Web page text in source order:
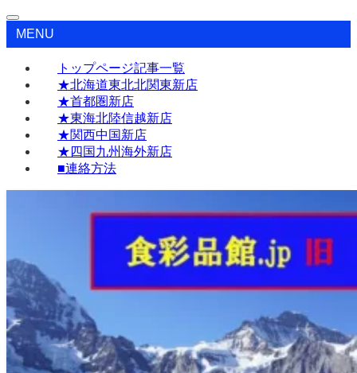
MENU
トップページ記事一覧
★北海道東北北関東新店
★首都圏新店
★東海北陸信越新店
★関西中国新店
★四国九州海外新店
■連絡方法